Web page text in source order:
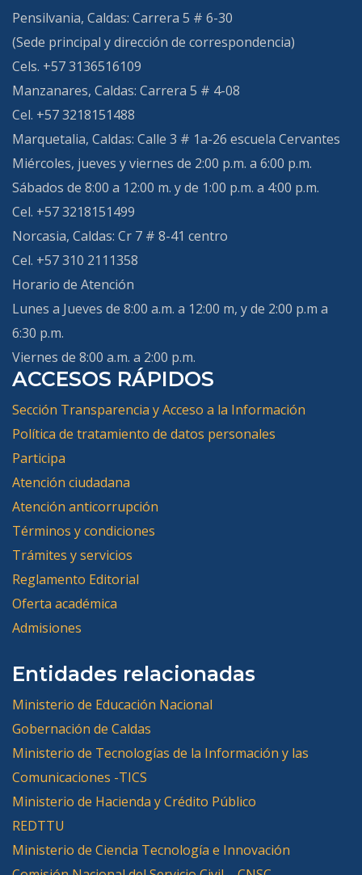
Pensilvania, Caldas: Carrera 5 # 6-30
(Sede principal y dirección de correspondencia)
Cels. +57 3136516109
Manzanares, Caldas: Carrera 5 # 4-08
Cel. +57 3218151488
Marquetalia, Caldas: Calle 3 # 1a-26 escuela Cervantes
Miércoles, jueves y viernes de 2:00 p.m. a 6:00 p.m.
Sábados de 8:00 a 12:00 m. y de 1:00 p.m. a 4:00 p.m.
Cel. +57 3218151499
Norcasia, Caldas: Cr 7 # 8-41 centro
Cel. +57 310 2111358
Horario de Atención
Lunes a Jueves de 8:00 a.m. a 12:00 m, y de 2:00 p.m a
6:30 p.m.
Viernes de 8:00 a.m. a 2:00 p.m.
ACCESOS RÁPIDOS
Sección Transparencia y Acceso a la Información
Política de tratamiento de datos personales
Participa
Atención ciudadana
Atención anticorrupción
Términos y condiciones
Trámites y servicios
Reglamento Editorial
Oferta académica
Admisiones
Entidades relacionadas
Ministerio de Educación Nacional
Gobernación de Caldas
Ministerio de Tecnologías de la Información y las
Comunicaciones -TICS
Ministerio de Hacienda y Crédito Público
REDTTU
Ministerio de Ciencia Tecnología e Innovación